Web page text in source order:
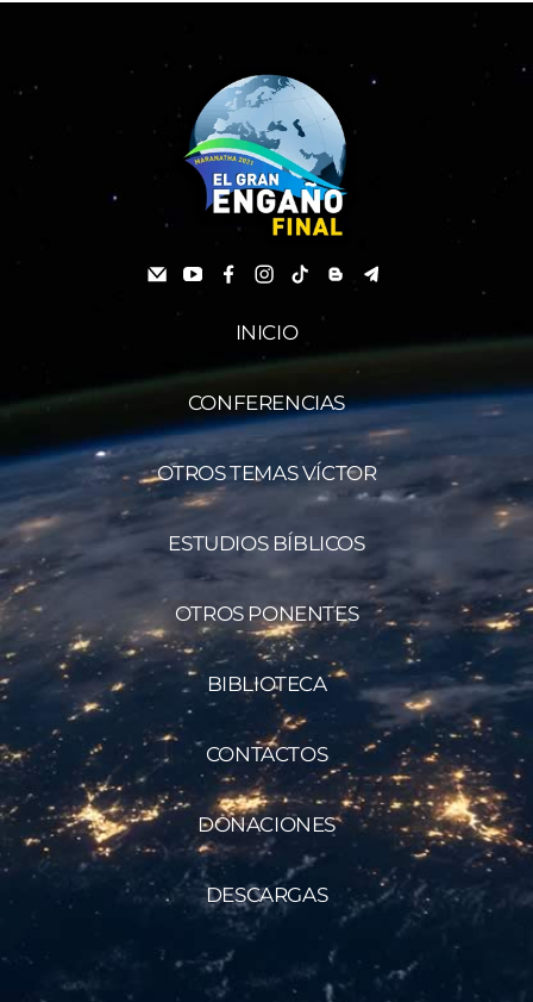
INICIO
CONFERENCIAS
OTROS TEMAS VÍCTOR
ESTUDIOS BÍBLICOS
OTROS PONENTES
BIBLIOTECA
CONTACTOS
DONACIONES
DESCARGAS